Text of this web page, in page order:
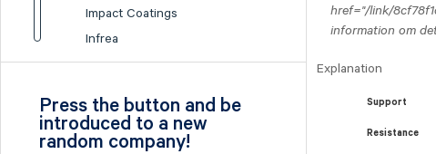
Impact Coatings
Infrea
Inission
I-tech
Lumi Gruppen
Press the button and be
introduced to a new
random company!
href="/link/
information om
Explanation
Support
Resistance